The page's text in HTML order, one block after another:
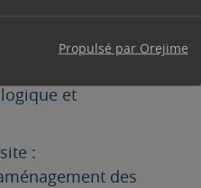
Propulsé par Orejime
ainsi que de la
1 600m², le tout en
et
:
des